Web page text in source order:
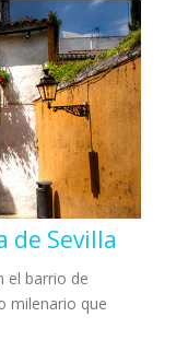
de Sevilla
el barrio de
milenario que